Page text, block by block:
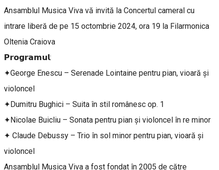
Ansamblul Musica Viva vă invită la Concertul cameral cu
intrare liberă de pe 15 octombrie 2024, ora 19 la Filarmonica
Oltenia Craiova
𝗣𝗿𝗼𝗴𝗿𝗮𝗺𝘂𝗹:
✦George Enescu – Serenade Lointaine pentru pian, vioară şi
violoncel
✦Dumitru Bughici – Suita în stil românesc op. 1
✦Nicolae Buicliu – Sonata pentru pian şi violoncel în re minor
✦ Claude Debussy – Trio în sol minor pentru pian, vioară şi
violoncel
Ansamblul Musica Viva a fost fondat în 2005 de către